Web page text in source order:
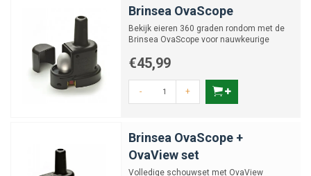
Brinsea OvaScope
Bekijk eieren 360 graden rondom met de
Brinsea OvaScope voor nauwkeurige
€45,99
- +
Brinsea OvaScope +
OvaView set
Volledige schouwset met OvaView